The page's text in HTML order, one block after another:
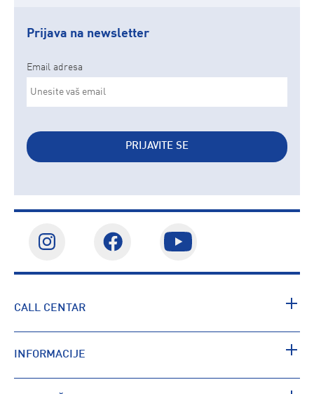
Prijava na newsletter
Email adresa
PRIJAVITE SE
CALL CENTAR
INFORMACIJE